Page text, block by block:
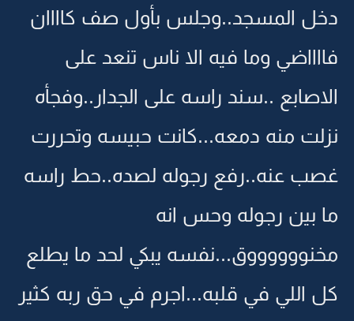
دخل المسجد..وجلس بأول صف كاااان
فااااضي وما فيه الا ناس تنعد على
الاصابع ..سند راسه على الجدار..وفجأه
نزلت منه دمعه...كانت حبيسه وتحررت
غصب عنه..رفع رجوله لصده..حط راسه
ما بين رجوله وحس انه
مخنووووووق...نفسه يبكي لحد ما يطلع
كل اللي في قلبه...اجرم في حق ربه كثير